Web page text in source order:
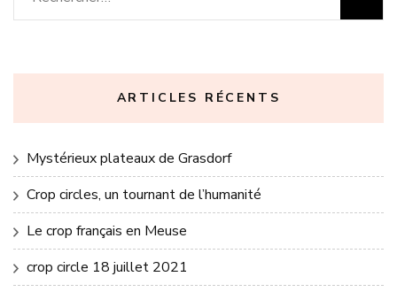
ARTICLES RÉCENTS
Mystérieux plateaux de Grasdorf
Crop circles, un tournant de l’humanité
Le crop français en Meuse
crop circle 18 juillet 2021